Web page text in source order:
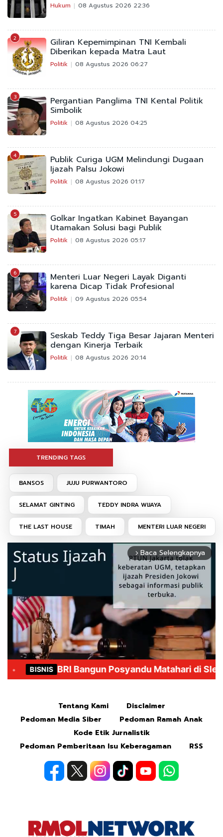
Hukum 08 Agustus 2026 22:36
2 Giliran Kepemimpinan TNI Kembali
Diberikan kepada Matra Laut
Politik 08 Agustus 2026 06:27
3 Pergantian Panglima TNI Kental Politik
Simbolik
Politik 08 Agustus 2026 04:25
4 Publik Curiga UGM Melindungi Dugaan
Ijazah Palsu Jokowi
Politik 08 Agustus 2026 01:17
5 Golkar Ingatkan Kabinet Bayangan
Utamakan Solusi bagi Publik
Politik 08 Agustus 2026 05:17
6 Menteri Luar Negeri Layak Diganti
karena Dicap Tidak Profesional
Politik 09 Agustus 2026 05:54
7 Seskab Teddy Tiga Besar Jajaran Menteri
dengan Kinerja Terbaik
Politik 08 Agustus 2026 20:14
TRENDING TAGS
BANSOS JUJU PURWANTORO
SELAMAT GINTING TEDDY INDRA WIJAYA
THE LAST HOUSE TIMAH MENTERI LUAR NEGERI
arrow_forward_ios Baca Selengkapnya
Tentang Kami
Disclaimer
Pedoman Media Siber
Pedoman Ramah Anak
Kode Etik Jurnalistik
Pedoman Pemberitaan Isu Keberagaman
RSS